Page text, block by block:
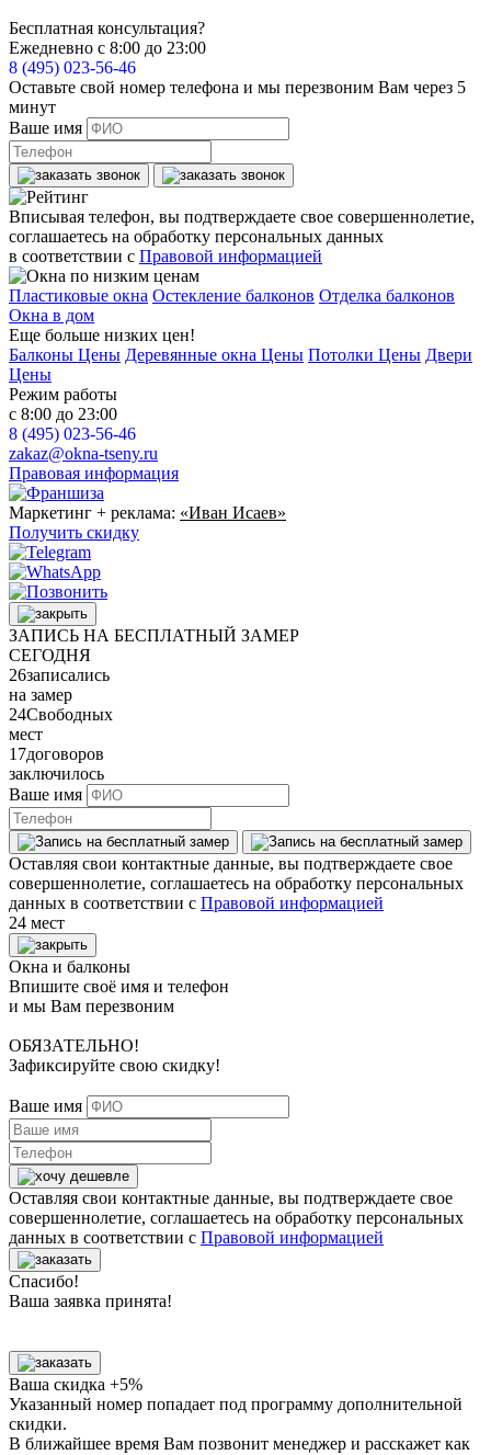
Бесплатная консультация?
Ежедневно с 8:00 до 23:00
8 (495) 023-56-46
Оставьте свой номер телефона и мы перезвоним Вам через 5
минут
Ваше имя
Вписывая телефон, вы подтверждаете свое совершеннолетие,
соглашаетесь на обработку персональных данных
в соответствии с Правовой информацией
Пластиковые окна Остекление балконов Отделка балконов
Окна в дом
Еще больше низких цен!
Балконы Цены Деревянные окна Цены Потолки Цены Двери
Цены
Режим работы
с 8:00 до 23:00
8 (495) 023-56-46
zakaz@okna-tseny.ru
Правовая информация
Маркетинг + реклама: «Иван Исаев»
Получить скидку
ЗАПИСЬ НА БЕСПЛАТНЫЙ ЗАМЕР
СЕГОДНЯ
26записались
на замер
24Свободных
мест
17договоров
заключилось
Ваше имя
Оставляя свои контактные данные, вы подтверждаете свое
совершеннолетие, соглашаетесь на обработку персональных
данных в соответствии с Правовой информацией
24 мест
Окна и балконы
Впишите своё имя и телефон
и мы Вам перезвоним
ОБЯЗАТЕЛЬНО!
Зафиксируйте свою скидку!
Ваше имя
Оставляя свои контактные данные, вы подтверждаете свое
совершеннолетие, соглашаетесь на обработку персональных
данных в соответствии с Правовой информацией
Спасибо!
Ваша заявка принята!
Ваша скидка +5%
Указанный номер попадает под программу дополнительной
скидки.
В ближайшее время Вам позвонит менеджер и расскажет как